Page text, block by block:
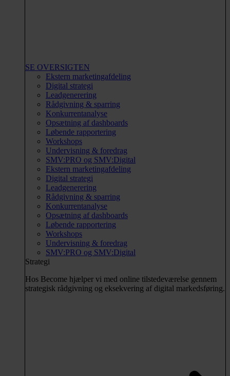
SE OVERSIGTEN
Ekstern marketingafdeling
Digital strategi
Leadgenerering
Rådgivning & sparring
Konkurrentanalyse
Opsætning af dashboards
Løbende rapportering
Workshops
Undervisning & foredrag
SMV:PRO og SMV:Digital
Ekstern marketingafdeling
Digital strategi
Leadgenerering
Rådgivning & sparring
Konkurrentanalyse
Opsætning af dashboards
Løbende rapportering
Workshops
Undervisning & foredrag
SMV:PRO og SMV:Digital
Strategi
Hos Become hjælper vi med online tilstedeværelse gennem
strategisk rådgivning og eksekvering af digital markedsføring.